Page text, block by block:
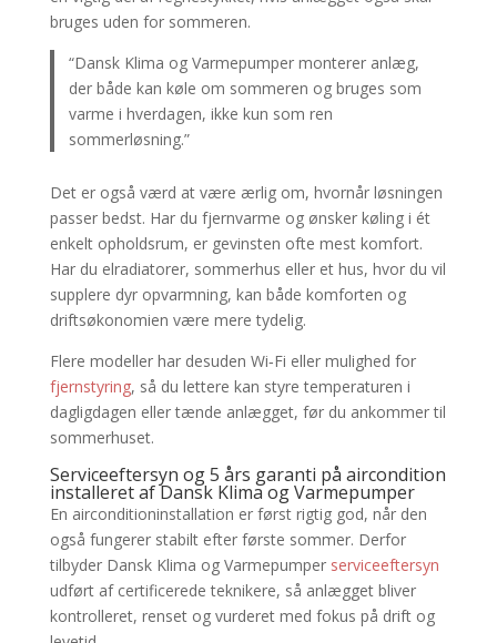
bruges uden for sommeren.
“Dansk Klima og Varmepumper monterer anlæg,
der både kan køle om sommeren og bruges som
varme i hverdagen, ikke kun som ren
sommerløsning.”
Det er også værd at være ærlig om, hvornår løsningen
passer bedst. Har du fjernvarme og ønsker køling i ét
enkelt opholdsrum, er gevinsten ofte mest komfort.
Har du elradiatorer, sommerhus eller et hus, hvor du vil
supplere dyr opvarmning, kan både komforten og
driftsøkonomien være mere tydelig.
Flere modeller har desuden Wi‑Fi eller mulighed for
fjernstyring, så du lettere kan styre temperaturen i
dagligdagen eller tænde anlægget, før du ankommer til
sommerhuset.
Serviceeftersyn og 5 års garanti på aircondition
installeret af Dansk Klima og Varmepumper
En airconditioninstallation er først rigtig god, når den
også fungerer stabilt efter første sommer. Derfor
tilbyder Dansk Klima og Varmepumper serviceeftersyn
udført af certificerede teknikere, så anlægget bliver
kontrolleret, renset og vurderet med fokus på drift og